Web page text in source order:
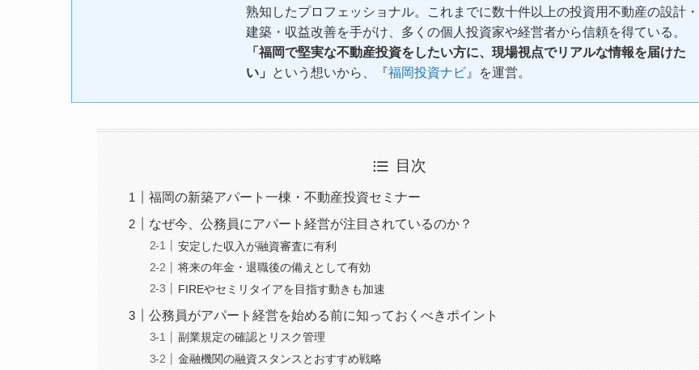
熟知したプロフェッショナル。これまでに数十件以上の投資用不動産の設計・
建築・収益改善を手がけ、多くの個人投資家や経営者から信頼を得ている。
「福岡で堅実な不動産投資をしたい方に、現場視点でリアルな情報を届けた
い」
という想いから、『福岡投資ナビ』を運営。
目次
福岡の新築アパート一棟・不動産投資セミナー
なぜ今、公務員にアパート経営が注目されているのか？
安定した収入が融資審査に有利
将来の年金・退職後の備えとして有効
FIREやセミリタイアを目指す動きも加速
公務員がアパート経営を始める前に知っておくべきポイント
副業規定の確認とリスク管理
金融機関の融資スタンスとおすすめ戦略